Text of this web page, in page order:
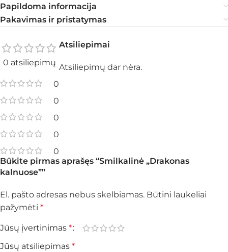
Papildoma informacija
Pakavimas ir pristatymas
0 atsiliepimų
0
0
0
0
0
Atsiliepimai
Atsiliepimų dar nėra.
Būkite pirmas aprašęs “Smilkalinė „Drakonas
kalnuose””
El. pašto adresas nebus skelbiamas. Būtini laukeliai
pažymėti *
Jūsų įvertinimas *
Jūsų atsiliepimas *